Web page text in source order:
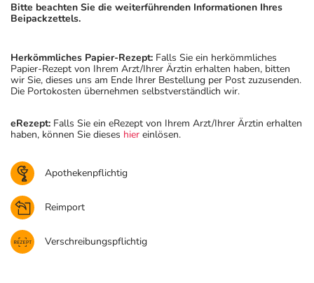
Bitte beachten Sie die weiterführenden Informationen Ihres
Beipackzettels.
Herkömmliches Papier-Rezept: Falls Sie ein herkömmliches
Papier-Rezept von Ihrem Arzt/Ihrer Ärztin erhalten haben, bitten
wir Sie, dieses uns am Ende Ihrer Bestellung per Post zuzusenden.
Die Portokosten übernehmen selbstverständlich wir.
eRezept: Falls Sie ein eRezept von Ihrem Arzt/Ihrer Ärztin erhalten
haben, können Sie dieses hier einlösen.
Apothekenpflichtig
Reimport
Verschreibungspflichtig